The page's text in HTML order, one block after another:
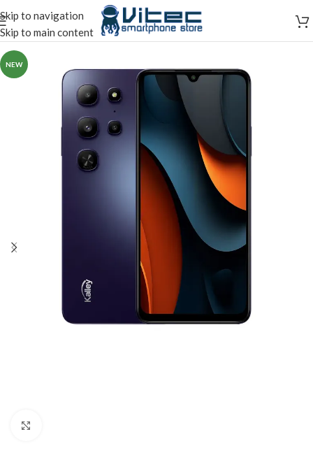
Skip to navigation
Skip to main content
NEW